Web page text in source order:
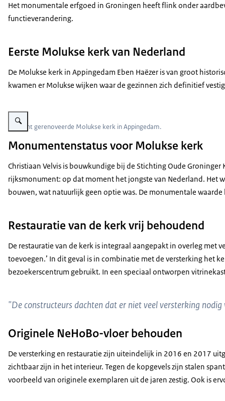
Het monumentale erfgoed in Groningen heeft flink onder
functieverandering.
Eerste Molukse kerk van Nederland
De Molukse kerk in Appingedam Eben Haëzer is van groot
kwamen er Molukse wijken waar de gezinnen zich definitief
Vergroot afbeelding Aanzicht gerenoveerde witte Molukse kerk in
Aanzicht gerenoveerde Molukse kerk in Appingedam.
Monumentenstatus voor Molukse kerk
Christiaan Velvis is bouwkundige bij de Stichting Oude
rijksmonument: op dat moment het jongste van Nederland. Het
bouwen, wat natuurlijk geen optie was. De monumentale
Restauratie van de kerk vrij behoudend
De restauratie van de kerk is integraal aangepakt in overleg met
toevoegen.’ In dit geval is in combinatie met de versterking het
bezoekerscentrum gebruikt. In een speciaal ontworpen
"De constructeurs dachten dat er niet veel versterking
Originele NeHoBo-vloer behouden
De versterking en restauratie zijn uiteindelijk in 2016 en 2017
zichtbaar zijn in het interieur. Tegen de kopgevels zijn stalen
voorbeeld van originele exemplaren uit de jaren zestig. Ook is